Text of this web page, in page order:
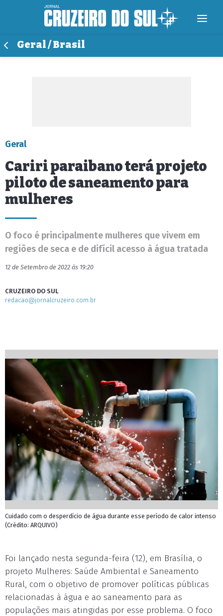
Geral / Brasil
Geral
Cariri paraibano terá projeto
piloto de saneamento para
mulheres
O foco é principalmente mulheres que vivem em
regiões de seca e de difícil acesso à água tratada
12 de Setembro de 2022 às 19:20
CRUZEIRO DO SUL
redacao@jornalcruzeiro.com.br
Cuidado com o desperdício de água durante esse período de calor intenso
(Crédito: ARQUIVO)
Foi lançado nesta segunda-feira (12), em Brasília, o
projeto Mulheres: Saúde Ambiental e Saneamento
Rural, com o objetivo de promover políticas públicas
relacionadas à água e ao saneamento para as
populações mais atingidas por esse problema. O foco